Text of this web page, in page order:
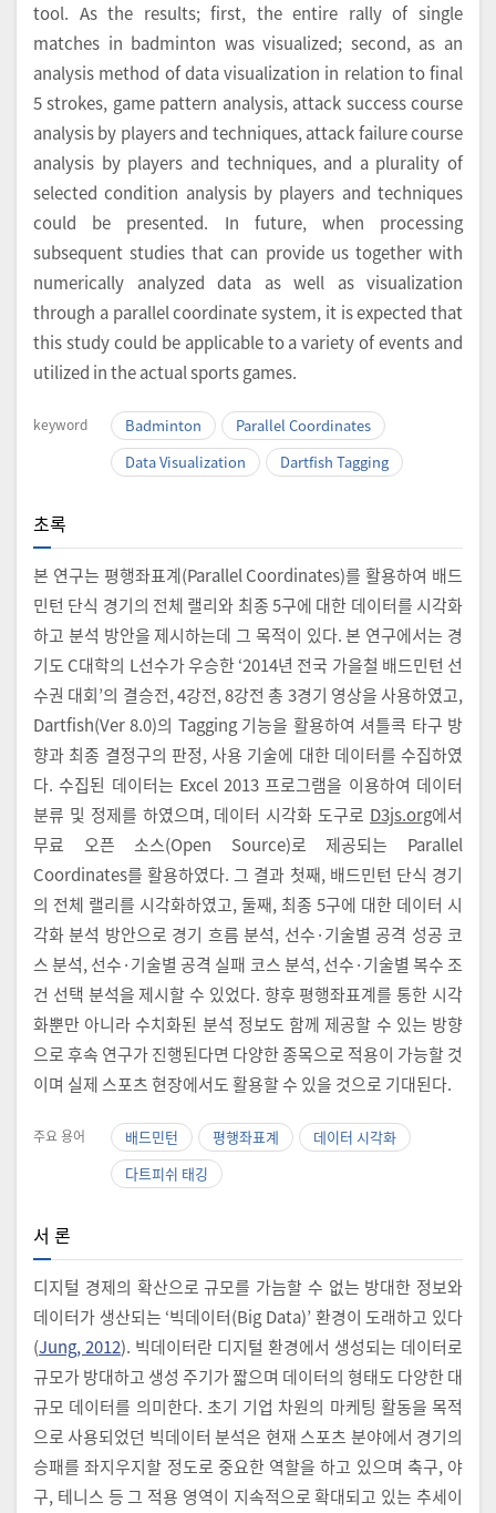
tool. As the results; first, the entire rally of single
matches in badminton was visualized; second, as an
analysis method of data visualization in relation to final
5 strokes, game pattern analysis, attack success course
analysis by players and techniques, attack failure course
analysis by players and techniques, and a plurality of
selected condition analysis by players and techniques
could be presented. In future, when processing
subsequent studies that can provide us together with
numerically analyzed data as well as visualization
through a parallel coordinate system, it is expected that
this study could be applicable to a variety of events and
utilized in the actual sports games.
keyword Badminton
Parallel Coordinates
Data Visualization
Dartfish Tagging
초록
본 연구는 평행좌표계(Parallel Coordinates)를 활용하여 배드
민턴 단식 경기의 전체 랠리와 최종 5구에 대한 데이터를 시각화
하고 분석 방안을 제시하는데 그 목적이 있다. 본 연구에서는 경
기도 C대학의 L선수가 우승한 ‘2014년 전국 가을철 배드민턴 선
수권 대회’의 결승전, 4강전, 8강전 총 3경기 영상을 사용하였고,
Dartfish(Ver 8.0)의 Tagging 기능을 활용하여 셔틀콕 타구 방
향과 최종 결정구의 판정, 사용 기술에 대한 데이터를 수집하였
다. 수집된 데이터는 Excel 2013 프로그램을 이용하여 데이터
분류 및 정제를 하였으며, 데이터 시각화 도구로 D3js.org에서
무료 오픈 소스(Open Source)로 제공되는 Parallel
Coordinates를 활용하였다. 그 결과 첫째, 배드민턴 단식 경기
의 전체 랠리를 시각화하였고, 둘째, 최종 5구에 대한 데이터 시
각화 분석 방안으로 경기 흐름 분석, 선수·기술별 공격 성공 코
스 분석, 선수·기술별 공격 실패 코스 분석, 선수·기술별 복수 조
건 선택 분석을 제시할 수 있었다. 향후 평행좌표계를 통한 시각
화뿐만 아니라 수치화된 분석 정보도 함께 제공할 수 있는 방향
으로 후속 연구가 진행된다면 다양한 종목으로 적용이 가능할 것
이며 실제 스포츠 현장에서도 활용할 수 있을 것으로 기대된다.
주요 용어 배드민턴 평행좌표계
데이터 시각화
다트피쉬 태깅
서 론
디지털 경제의 확산으로 규모를 가늠할 수 없는 방대한 정보와
데이터가 생산되는 ‘빅데이터(Big Data)’ 환경이 도래하고 있다
(Jung, 2012). 빅데이터란 디지털 환경에서 생성되는 데이터로
규모가 방대하고 생성 주기가 짧으며 데이터의 형태도 다양한 대
규모 데이터를 의미한다. 초기 기업 차원의 마케팅 활동을 목적
으로 사용되었던 빅데이터 분석은 현재 스포츠 분야에서 경기의
승패를 좌지우지할 정도로 중요한 역할을 하고 있으며 축구, 야
구, 테니스 등 그 적용 영역이 지속적으로 확대되고 있는 추세이